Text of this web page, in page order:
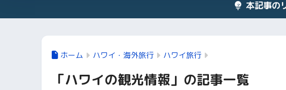
本記事の
ホーム ハワイ・海外旅行 ハワイ旅行
「ハワイの観光情報」の記事一覧